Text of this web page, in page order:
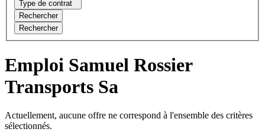
Type de contrat
Rechercher
Rechercher
Emploi Samuel Rossier
Transports Sa
Actuellement, aucune offre ne correspond à l'ensemble des critères
sélectionnés.